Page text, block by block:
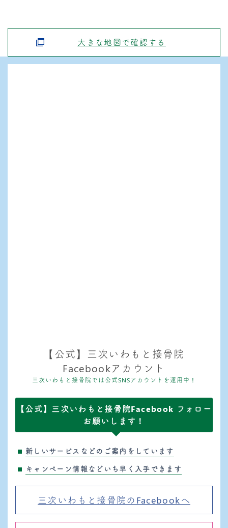
大きな地図で確認する
【公式】三次いわもと接骨院
Facebookアカウント
三次いわもと接骨院では公式SNSアカウントを運用中！
【公式】三次いわもと接骨院Facebook フォロー
お願いします！
新しいサービスなどのご案内をしています
キャンペーン情報などいち早く入手できます
三次いわもと接骨院のFacebookへ